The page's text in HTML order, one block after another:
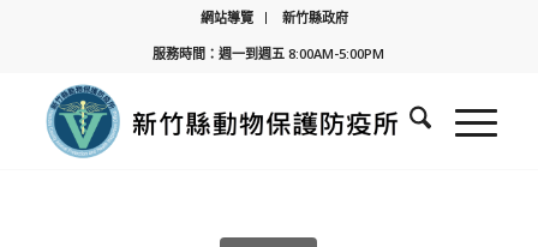
網站導覽
新竹縣政府
服務時間：週一到週五 8:00AM-5:00PM